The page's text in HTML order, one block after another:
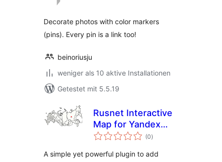
Decorate photos with color markers
(pins). Every pin is a link too!
beinoriusju
weniger als 10 aktive Installationen
Getestet mit 5.5.19
Rusnet Interactive
Map for Yandex
Maps
(0Bewertungen
insgesamt
)
A simple yet powerful plugin to add